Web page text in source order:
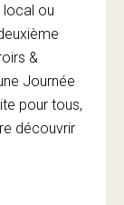
local ou
&
Journée
pour tous,
découvrir